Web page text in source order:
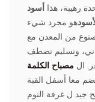
رهيبة، هذا أسود
هو مجرد شيء
من المعدن مع
وتسليم تصطف
ال مصباح الكلمة
معا أسفل القبة